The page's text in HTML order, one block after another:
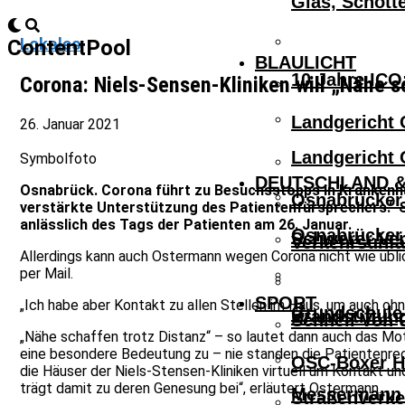
ContentPool
10 Jahre
Landgericht
BLAULICHT
Landgericht
Schwerer
DEUTSCHLAND
Schnell Von
SPORT
OSC-Boxer
Lokales
Corona: Niels-Sensen-Kliniken will „Nähe
26. Januar 2021
Symbolfoto
Osnabrück. Corona führt zu Besuchsstopps in
verstärkte Unterstützung des Patientenfürsprechers.“
anlässlich des Tags der Patienten am 26. Januar.
Allerdings kann auch Ostermann wegen Corona nicht wie
per Mail.
„Ich habe aber Kontakt zu allen Stellen im Haus, um auch
„Nähe schaffen trotz Distanz“ – so lautet dann auch das
eine besondere Bedeutung zu – nie standen die
die Häuser der Niels-Stensen-Kliniken virtuell um Kontakt
trägt damit zu deren Genesung bei“, erläutert Ostermann.